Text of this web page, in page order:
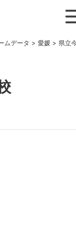
ムデータ >愛媛 > 県立